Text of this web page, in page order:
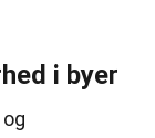
i byer